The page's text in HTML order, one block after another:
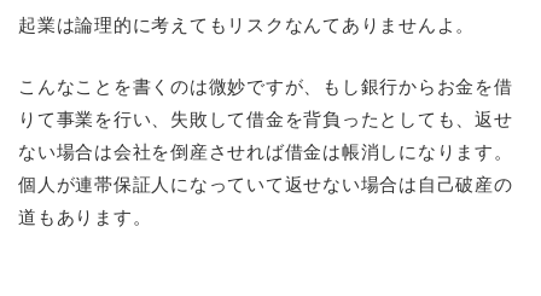
起業は論理的に考えてもリスクなんてありませんよ。
こんなことを書くのは微妙ですが、もし銀行からお金を借
りて事業を行い、失敗して借金を背負ったとしても、返せ
ない場合は会社を倒産させれば借金は帳消しになります。
個人が連帯保証人になっていて返せない場合は自己破産の
道もあります。